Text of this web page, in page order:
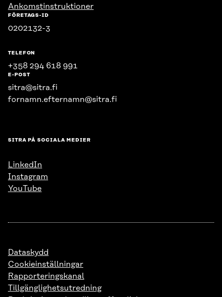
Ankomstinstruktioner
FÖRETAGS-ID
0202132-3
TELEFON
+358 294 618 991
E-POST
sitra@sitra.fi
fornamn.efternamn@sitra.fi
SITRA PÅ SOCIALA MEDIER
LinkedIn
Instagram
YouTube
Dataskydd
Cookieinställningar
Rapporteringskanal
Tillgänglighetsutredning